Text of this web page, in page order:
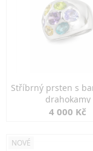
Stříbrný prsten s
drahokamy
4 000 Kč
NOVÉ